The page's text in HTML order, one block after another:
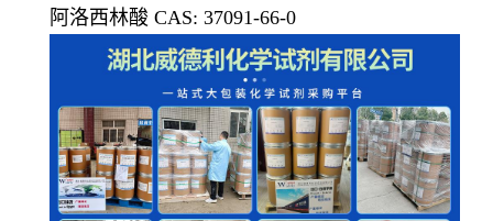
阿洛西林酸 CAS: 37091-66-0